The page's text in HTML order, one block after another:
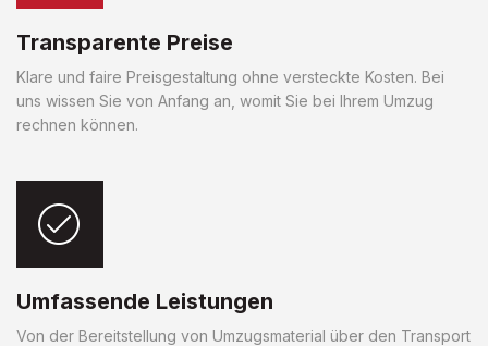
Transparente Preise
Klare und faire Preisgestaltung ohne versteckte Kosten. Bei
uns wissen Sie von Anfang an, womit Sie bei Ihrem Umzug
rechnen können.
Umfassende Leistungen
Von der Bereitstellung von Umzugsmaterial über den Transport